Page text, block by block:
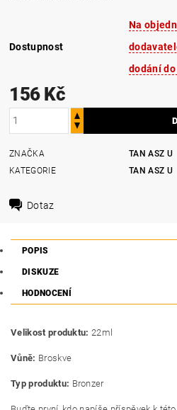
Dostupnost
Na
dodání
156 Kč
ZNAČKA
TAN ASZ U
KATEGORIE
TAN ASZ U
Dotaz
POPIS
DISKUZE
HODNOCENÍ
Velikost produktu: 22ml
Vůně: Broskve
Typ produktu: Bronzer